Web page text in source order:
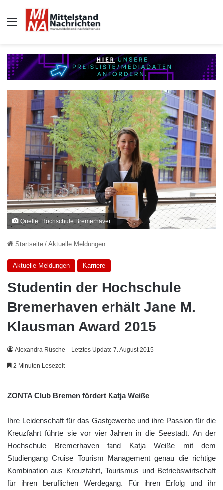
Auswahl
Quelle: Hochschule Bremerhaven
Startseite / Aktuelle Meldungen
Aktuelle Meldungen Karriere
Studentin der Hochschule
Bremerhaven erhält Jane M.
Klausman Award 2015
Alexandra Rüsche Letztes Update 7. August 2015
2 Minuten Lesezeit
ZONTA Club Bremen fördert Katja Weiße
Ihre Leidenschaft für das Gastgewerbe und ihre Passion für die
Kreuzfahrt führte sie vor vier Jahren in die Seestadt. An der
Hochschule Bremerhaven fand Katja Weiße mit dem
Studiengang Cruise Tourism Management genau die richtige
Kombination aus Kreuzfahrt, Tourismus und Betriebswirtschaft
für ihren beruflichen Werdegang. Für ihren Erfolg und ihr